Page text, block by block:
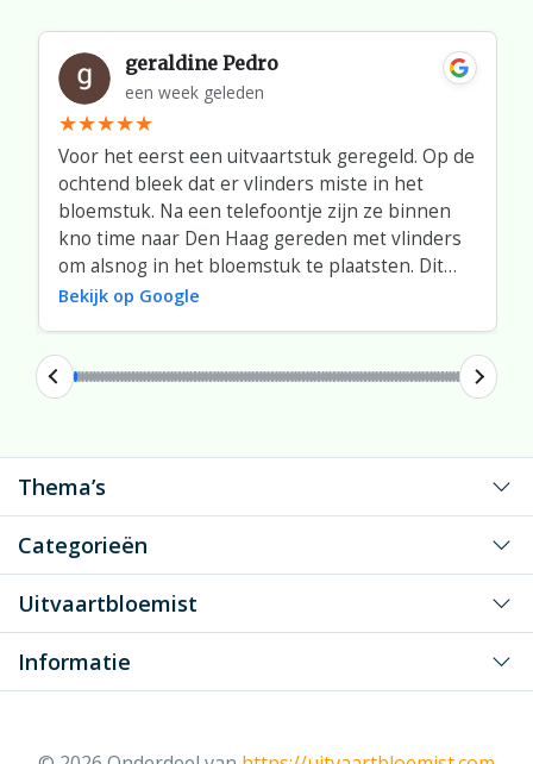
geraldine Pedro
een week geleden
Voor het eerst een uitvaartstuk geregeld. Op de
ochtend bleek dat er vlinders miste in het
bloemstuk. Na een telefoontje zijn ze binnen
kno time naar Den Haag gereden met vlinders
om alsnog in het bloemstuk te plaatsten. Dit
was super.
Bekijk op Google
Thema’s
Voor mijn grote liefde
Voor mijn liefste vader/moeder
Voor mijn liefste opa/oma
Voor een dierbaar persoon
Voor onze gewaardeerde (zaken) relatie/collega
Categorieën
Kiststukken
Klassiek
Speciale vormen
Van en voor kinderen
Uitvaartbloemist
Assortiment
Hoe het wél werkt
Contact
Informatie